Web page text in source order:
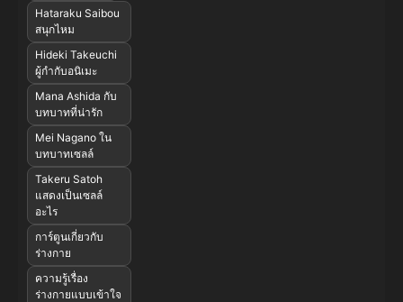
Hataraku Saibou
สนุกไหม
Hideki Takeuchi
ผู้กำกับอนิเมะ
Mana Ashida กับ
บทบาทที่น่ารัก
Mei Nagano ใน
บทบาทเซลล์
Takeru Satoh
แสดงเป็นเซลล์
อะไร
การ์ตูนเกี่ยวกับ
ร่างกาย
ความรู้เรื่อง
ร่างกายแบบเข้าใจ